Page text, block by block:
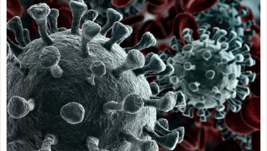
Dois motoristas com sinais de embriaguez se envolvem em
acidente no Setor Pausanes
Estagiário tenta atuar como advogado e acaba detido em
Rio Verde
Rio Verde 178 anos: a cidade que cresceu mais rápido que
suas próprias respostas
Homem é detido por violência doméstica no Setor
Gameleira